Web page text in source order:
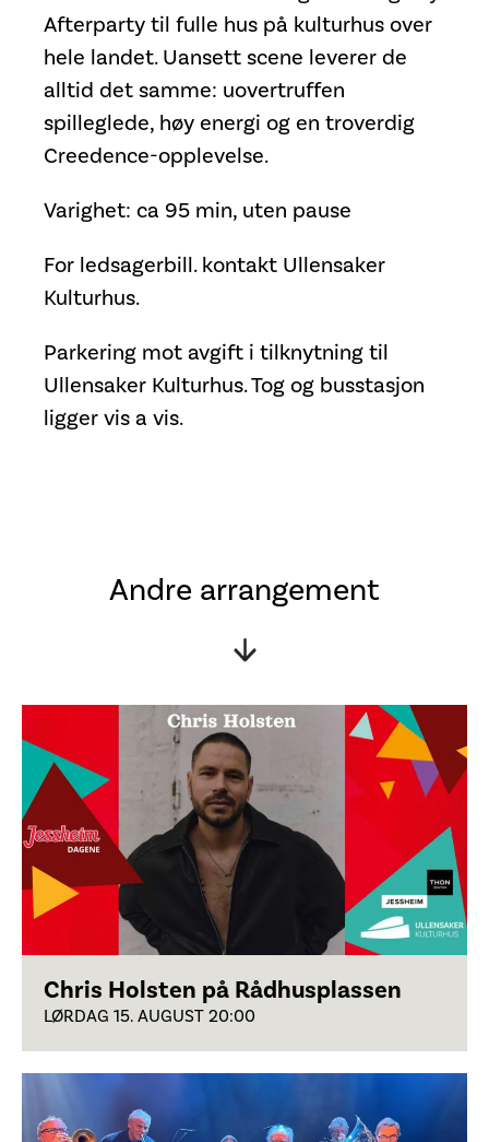
Afterparty til fulle hus på kulturhus over
hele landet. Uansett scene leverer de
alltid det samme: uovertruffen
spilleglede, høy energi og en troverdig
Creedence-opplevelse.
Varighet: ca 95 min, uten pause
For ledsagerbill. kontakt Ullensaker
Kulturhus.
Parkering mot avgift i tilknytning til
Ullensaker Kulturhus. Tog og busstasjon
ligger vis a vis.
Andre arrangement
Chris Holsten på Rådhusplassen
LØRDAG 15. AUGUST 20:00